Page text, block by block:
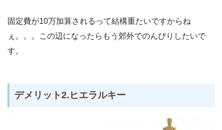
固定費が10万加算されるって結構重たいですからね
ぇ。。。この辺になったらもう郊外でのんびりしたいで
す。
デメリット2.ヒエラルキー